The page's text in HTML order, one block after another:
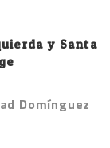
y Santa
Domínguez